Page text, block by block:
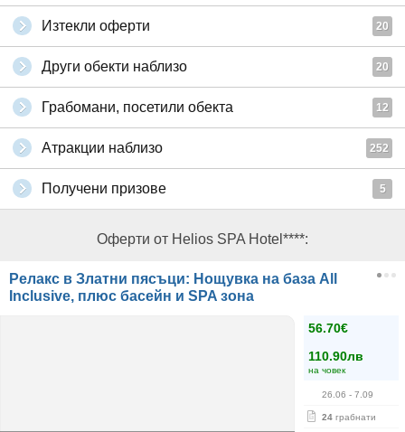
Изтекли оферти 20
Други обекти наблизо 20
Грабомани, посетили обекта 12
Атракции наблизо 252
Получени призове 5
Оферти от Helios SPA Hotel****:
Релакс в Златни пясъци: Нощувка на база All
Inclusive, плюс басейн и SPA зона
56.70€
110.90лв
на човек
26.06 - 7.09
24 грабнати